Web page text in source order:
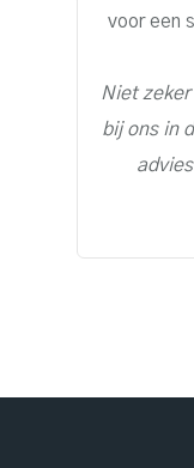
voor een
Niet
bij ons in